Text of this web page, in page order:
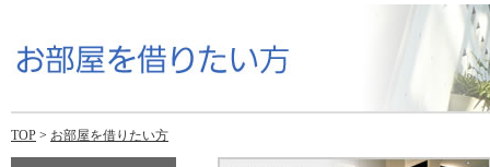
TOP > お部屋を借りたい方